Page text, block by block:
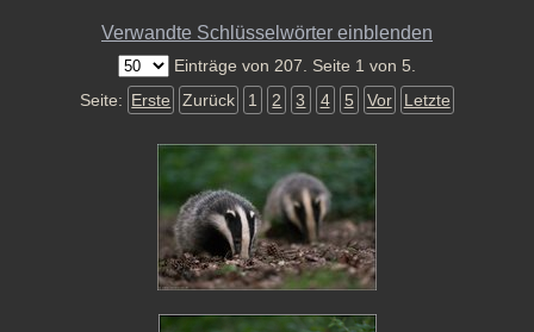
Verwandte Schlüsselwörter einblenden
Einträge von 207. Seite 1 von 5.
Seite: Erste Zurück 1 2 3 4 5 Vor Letzte